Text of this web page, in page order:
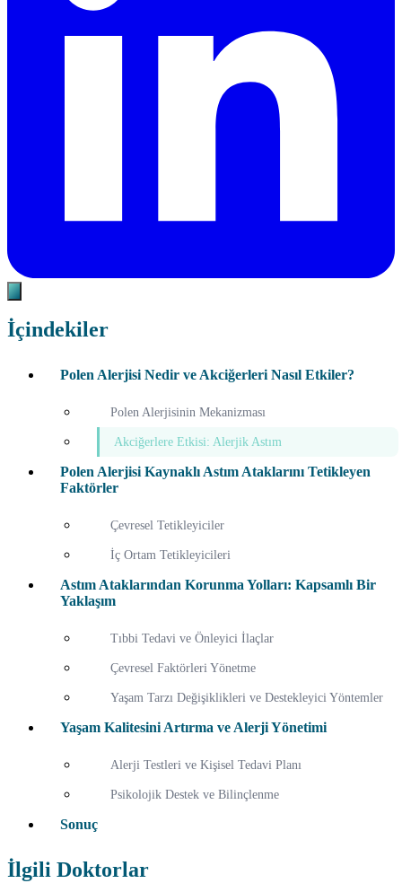
İçindekiler
Polen Alerjisi Nedir ve Akciğerleri Nasıl Etkiler?
Polen Alerjisinin Mekanizması
Akciğerlere Etkisi: Alerjik Astım
Polen Alerjisi Kaynaklı Astım Ataklarını Tetikleyen
Faktörler
Çevresel Tetikleyiciler
İç Ortam Tetikleyicileri
Astım Ataklarından Korunma Yolları: Kapsamlı Bir
Yaklaşım
Tıbbi Tedavi ve Önleyici İlaçlar
Çevresel Faktörleri Yönetme
Yaşam Tarzı Değişiklikleri ve Destekleyici Yöntemler
Yaşam Kalitesini Artırma ve Alerji Yönetimi
Alerji Testleri ve Kişisel Tedavi Planı
Psikolojik Destek ve Bilinçlenme
Sonuç
İlgili Doktorlar